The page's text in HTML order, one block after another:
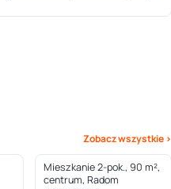
Zobacz wszystkie ›
Mieszkanie 2-pok., 90 m²,
centrum, Radom